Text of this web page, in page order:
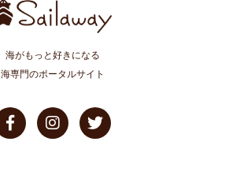
海がもっと好きになる
海専門のポータルサイト